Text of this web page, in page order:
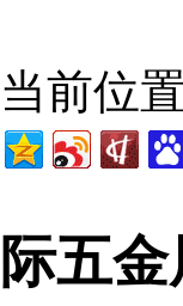
当前位
际五